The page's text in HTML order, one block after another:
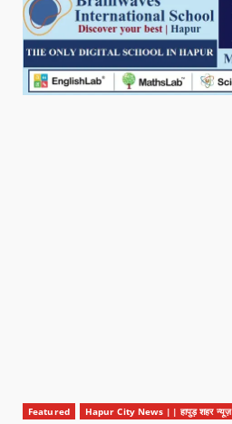
Featured Hapur City News || हापुड़ शहर न्यूज़